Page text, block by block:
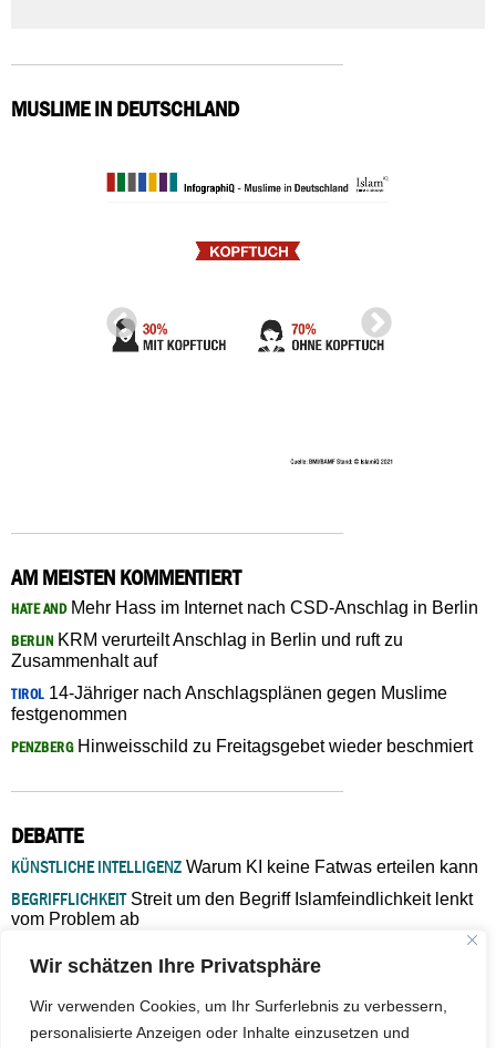
Wir schätzen Ihre Privatsphäre
Wir verwenden Cookies, um Ihr Surferlebnis zu verbessern,
personalisierte Anzeigen oder Inhalte einzusetzen und
MUSLIME IN DEUTSCHLAND
AM MEISTEN KOMMENTIERT
HATE ANDMehr Hass im Internet nach CSD-Anschlag in Berlin
BERLIN KRM verurteilt Anschlag in Berlin und ruft zu
Zusammenhalt auf
TIROL14-Jähriger nach Anschlagsplänen gegen Muslime
festgenommen
PENZBERGHinweisschild zu Freitagsgebet wieder beschmiert
DEBATTE
KÜNSTLICHE INTELLIGENZ Warum KI keine Fatwas erteilen kann
BEGRIFFLICHKEITStreit um den Begriff Islamfeindlichkeit lenkt
vom Problem ab
Verantwortung bleibt“
ISLAMISCHE FAKULTÄT IN MÜNSTEREine kritische Schwelle für
die deutsche Religionspolitik